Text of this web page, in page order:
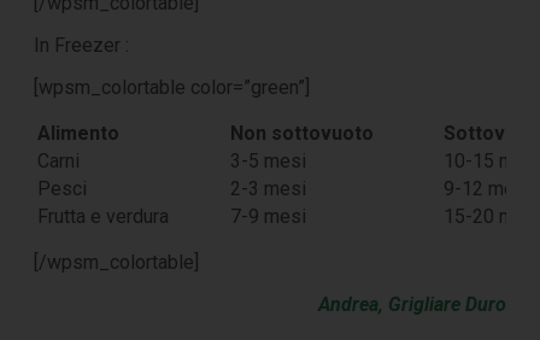
In Freezer :
[wpsm_colortable color=”green”]
Alimento
Non sottovuoto
Carni
3-5 mesi
10-15 mesi
Pesci
2-3 mesi
9-12 mesi
Frutta e verdura
7-9 mesi
15-20 mesi
[/wpsm_colortable]
Andrea, Grigliare Duro